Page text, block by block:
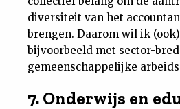
diversiteit van het
brengen. Daarom wil ik
bijvoorbeeld met sector-
gemeenschappelijke
7. Onderwijs en